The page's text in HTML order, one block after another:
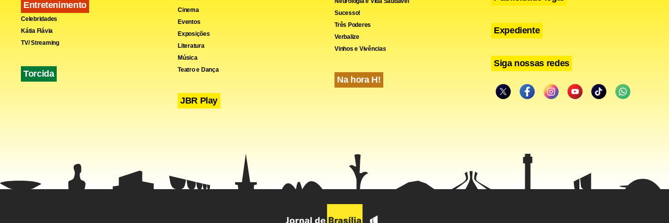
Facebook
WhatsApp
LinkedIn
Twitter
X Telegram
Share
Entretenimento
Celebridades
Kátia Flávia
TV/ Streaming
Torcida
Cinema
Eventos
Exposições
Literatura
Música
Teatro e Dança
JBR Play
Sucesso!
Três Poderes
Verbalize
Vinhos e Vivências
Na hora H!
Expediente
Siga nossas redes